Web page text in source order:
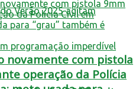
novamente com pistola
operação da Polícia